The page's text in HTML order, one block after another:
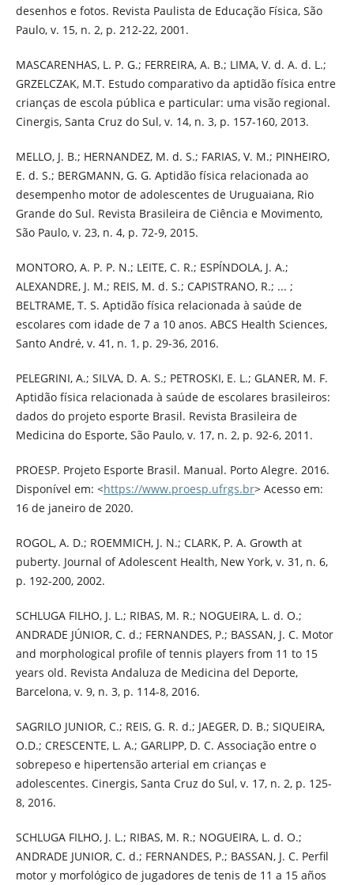
desenhos e fotos. Revista Paulista de Educação Física, São
Paulo, v. 15, n. 2, p. 212-22, 2001.
MASCARENHAS, L. P. G.; FERREIRA, A. B.; LIMA, V. d. A. d. L.;
GRZELCZAK, M.T. Estudo comparativo da aptidão física entre
crianças de escola pública e particular: uma visão regional.
Cinergis, Santa Cruz do Sul, v. 14, n. 3, p. 157-160, 2013.
MELLO, J. B.; HERNANDEZ, M. d. S.; FARIAS, V. M.; PINHEIRO,
E. d. S.; BERGMANN, G. G. Aptidão física relacionada ao
desempenho motor de adolescentes de Uruguaiana, Rio
Grande do Sul. Revista Brasileira de Ciência e Movimento,
São Paulo, v. 23, n. 4, p. 72-9, 2015.
MONTORO, A. P. P. N.; LEITE, C. R.; ESPÍNDOLA, J. A.;
ALEXANDRE, J. M.; REIS, M. d. S.; CAPISTRANO, R.; ... ;
BELTRAME, T. S. Aptidão física relacionada à saúde de
escolares com idade de 7 a 10 anos. ABCS Health Sciences,
Santo André, v. 41, n. 1, p. 29-36, 2016.
PELEGRINI, A.; SILVA, D. A. S.; PETROSKI, E. L.; GLANER, M. F.
Aptidão física relacionada à saúde de escolares brasileiros:
dados do projeto esporte Brasil. Revista Brasileira de
Medicina do Esporte, São Paulo, v. 17, n. 2, p. 92-6, 2011.
PROESP. Projeto Esporte Brasil. Manual. Porto Alegre. 2016.
Disponível em: <https://www.proesp.ufrgs.br> Acesso em:
16 de janeiro de 2020.
ROGOL, A. D.; ROEMMICH, J. N.; CLARK, P. A. Growth at
puberty. Journal of Adolescent Health, New York, v. 31, n. 6,
p. 192-200, 2002.
SCHLUGA FILHO, J. L.; RIBAS, M. R.; NOGUEIRA, L. d. O.;
ANDRADE JÚNIOR, C. d.; FERNANDES, P.; BASSAN, J. C. Motor
and morphological profile of tennis players from 11 to 15
years old. Revista Andaluza de Medicina del Deporte,
Barcelona, v. 9, n. 3, p. 114-8, 2016.
SAGRILO JUNIOR, C.; REIS, G. R. d.; JAEGER, D. B.; SIQUEIRA,
O.D.; CRESCENTE, L. A.; GARLIPP, D. C. Associação entre o
sobrepeso e hipertensão arterial em crianças e
adolescentes. Cinergis, Santa Cruz do Sul, v. 17, n. 2, p. 125-
8, 2016.
SCHLUGA FILHO, J. L.; RIBAS, M. R.; NOGUEIRA, L. d. O.;
ANDRADE JUNIOR, C. d.; FERNANDES, P.; BASSAN, J. C. Perfil
motor y morfológico de jugadores de tenis de 11 a 15 años